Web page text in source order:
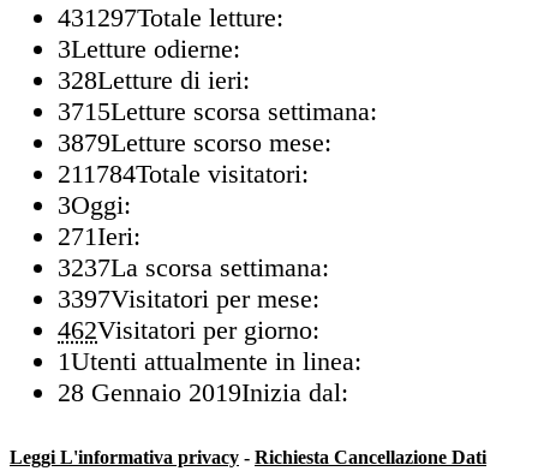
431297Totale letture:
3Letture odierne:
328Letture di ieri:
3715Letture scorsa settimana:
3879Letture scorso mese:
211784Totale visitatori:
3Oggi:
271Ieri:
3237La scorsa settimana:
3397Visitatori per mese:
462Visitatori per giorno:
1Utenti attualmente in linea:
28 Gennaio 2019Inizia dal:
Leggi L'informativa privacy - Richiesta Cancellazione Dati